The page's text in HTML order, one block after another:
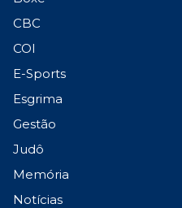
CBC
COI
E-Sports
Esgrima
Gestão
Judô
Memória
Notícias